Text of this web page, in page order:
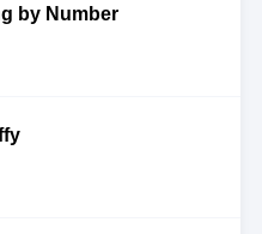
by Number